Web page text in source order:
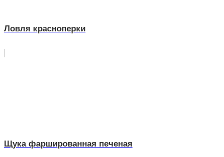
Ловля красноперки
Щука фаршированная печеная